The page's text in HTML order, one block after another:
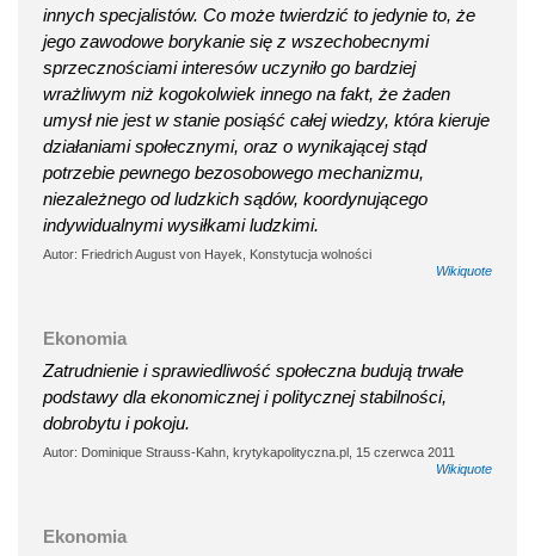
innych specjalistów. Co może twierdzić to jedynie to, że
jego zawodowe borykanie się z wszechobecnymi
sprzecznościami interesów uczyniło go bardziej
wrażliwym niż kogokolwiek innego na fakt, że żaden
umysł nie jest w stanie posiąść całej wiedzy, która kieruje
działaniami społecznymi, oraz o wynikającej stąd
potrzebie pewnego bezosobowego mechanizmu,
niezależnego od ludzkich sądów, koordynującego
indywidualnymi wysiłkami ludzkimi.
Autor: Friedrich August von Hayek, Konstytucja wolności
Wikiquote
Ekonomia
Zatrudnienie i sprawiedliwość społeczna budują trwałe
podstawy dla ekonomicznej i politycznej stabilności,
dobrobytu i pokoju.
Autor: Dominique Strauss-Kahn, krytykapolityczna.pl, 15 czerwca 2011
Wikiquote
Ekonomia